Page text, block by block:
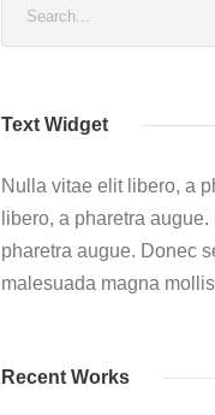
Text Widget
Nulla vitae elit libero, a
libero, a pharetra
pharetra augue. Donec
malesuada magna
Recent Works